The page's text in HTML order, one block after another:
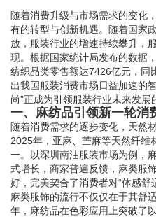
随着消费升级与市场需求的变化
有的转型与创新机遇。随着国家
放，服装行业的增速持续攀升，
现。根据国家统计局发布的数据
纺织品类零售额达7426亿元，同
出我国服装消费市场日益加速的
尚”正成为引领服装行业未来发展
一、麻纺品引领新一轮消
随着消费需求的逐步变化，天然
2025年，亚麻、苎麻等天然纤维
一。以深圳南油服装市场为例，
式增长，商家普遍反馈，麻类
好，完美契合了消费者对“体感舒
麻类服饰的流行不仅仅在于其舒
年，麻纺品在色彩应用上突破了